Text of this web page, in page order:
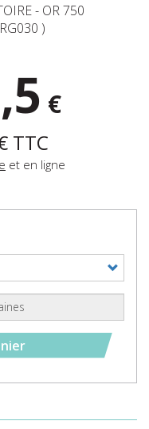
- OR 750
)
€
TTC
et en ligne